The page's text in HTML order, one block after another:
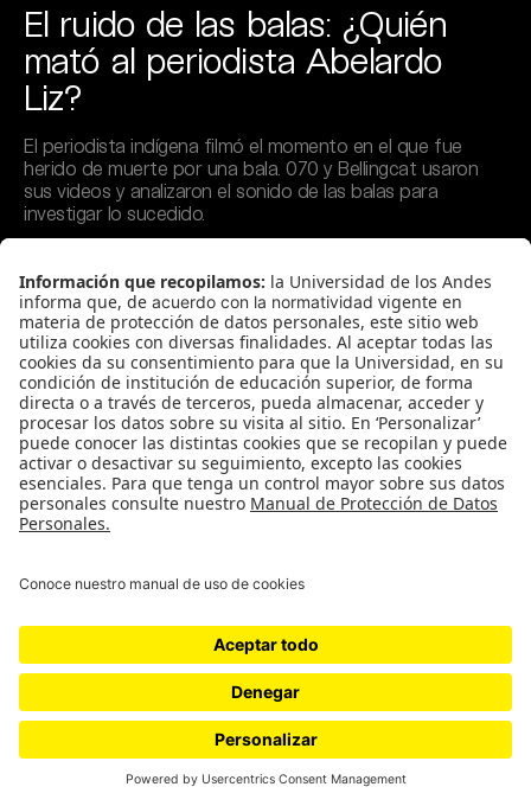
El ruido de las balas: ¿Quién
mató al periodista Abelardo
Liz?
El periodista indígena filmó el momento en el que fue
herido de muerte por una bala. 070 y Bellingcat usaron
sus videos y analizaron el sonido de las balas para
investigar lo sucedido.
Silencio
Movilización social cauca
Irregularidades y otras sombras
en la elección de directivos de
la CAR en Cundinamarca
La máxima autoridad ambiental en el departamento,
responsable del cuidado de los recursos y de otorgar